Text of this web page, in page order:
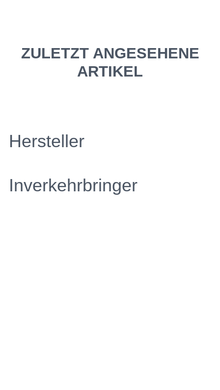
ZULETZT ANGESEHENE
ARTIKEL
Hersteller
Inverkehrbringer